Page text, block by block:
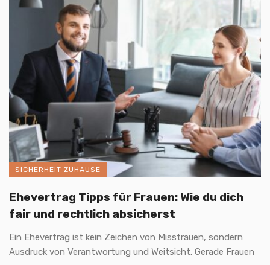
SICHERHEIT ZUHAUSE
Ehevertrag Tipps für Frauen: Wie du dich
fair und rechtlich absicherst
Ein Ehevertrag ist kein Zeichen von Misstrauen, sondern
Ausdruck von Verantwortung und Weitsicht. Gerade Frauen